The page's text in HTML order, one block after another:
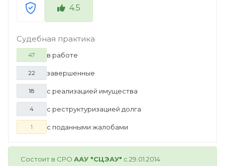
4.5
Судебная практика
47 в работе
22 завершенные
18 с реализацией имущества
4 с реструктуризацией долга
1 с поданными жалобами
Состоит в СРО ААУ "СЦЭАУ" с 29.01.2014